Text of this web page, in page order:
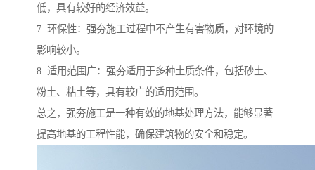
低，具有较好的经济效益。
7. 环保性：强夯施工过程中不产生有害物质，对环境的
影响较小。
8. 适用范围广：强夯适用于多种土质条件，包括砂土、
粉土、粘土等，具有较广的适用范围。
总之，强夯施工是一种有效的地基处理方法，能够显著
提高地基的工程性能，确保建筑物的安全和稳定。